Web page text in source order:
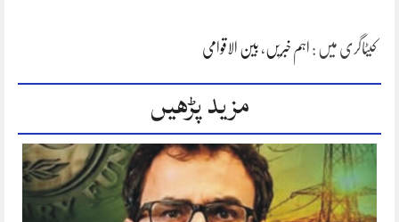
کیٹاگری میں : اہم خبریں ، بین الاقوامی
مزید پڑھیں